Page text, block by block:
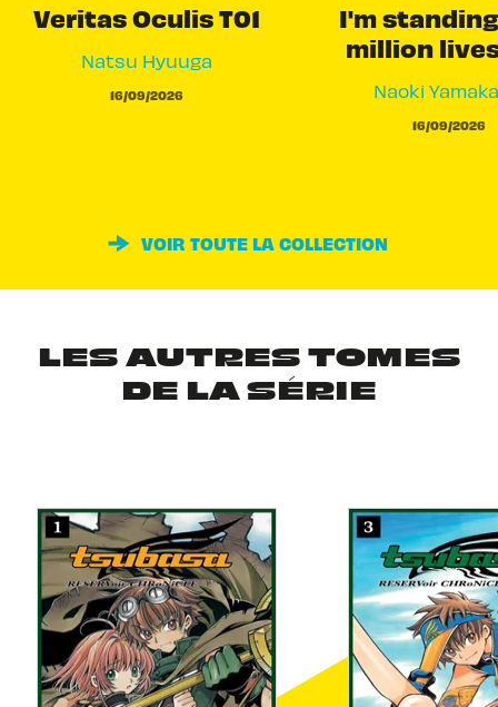
Veritas Oculis T01
Natsu Hyuuga
16/09/2026
I'm
million
Naoki
16/09/2026
VOIR TOUTE LA COLLECTION
LES AUTRES TOMES
DE LA SÉRIE